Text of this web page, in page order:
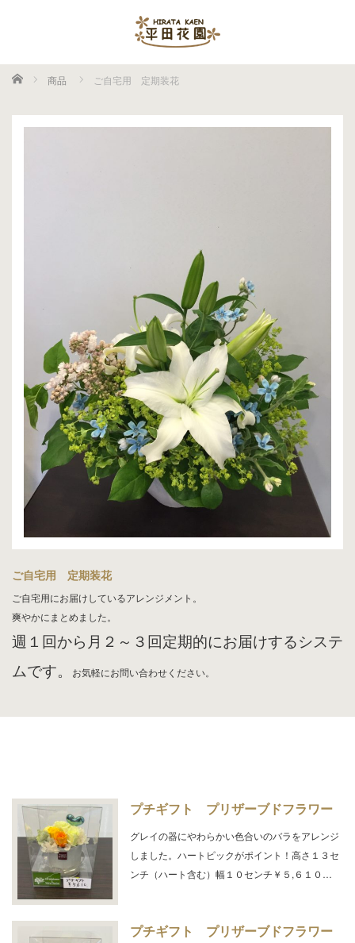
ホーム 商品 ご自宅用 定期装花
ご自宅用 定期装花
ご自宅用にお届けしているアレンジメント。
爽やかにまとめました。
週１回から月２～３回定期的にお届けするシステ
ムです。
お気軽にお問い合わせください。
プチギフト プリザーブドフラワー
グレイの器にやわらかい色合いのバラをアレンジ
しました。ハートピックがポイント！高さ１３セ
ンチ（ハート含む）幅１０センチ￥５,６１０…
プチギフト プリザーブドフラワー